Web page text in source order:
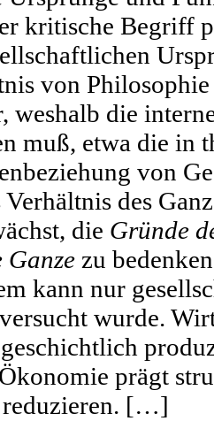
kritische Begriff
von
weshalb die
muß, etwa die in
von
des
die Gründe
Ganze zu
kann nur
versucht wurde.
prägt
[…]